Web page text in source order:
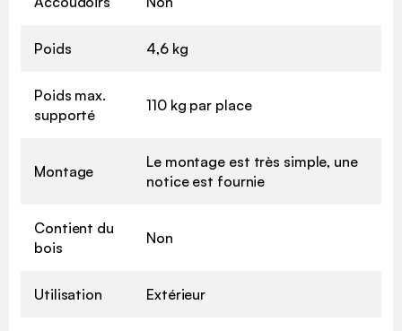
Poids 4,6 kg
Poids max.
supporté
110 kg par place
Montage
Le montage est très simple, une
notice est fournie
Contient du
bois
Non
Utilisation Extérieur